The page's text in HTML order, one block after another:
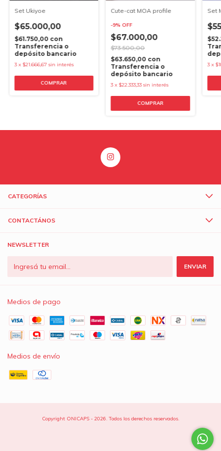
Set Ukiyoe
$65.000,00
$61.750,00 con
Transferencia o
depósito bancario
3 x $21.666,67 sin interés
COMPRAR
Cute-cat MOA profile
-9%OFF
$67.000,00
$73.500,00
$63.650,00 con
Transferencia o
depósito bancario
3 x $22.333,33 sin interés
Set
3 x
CATEGORÍAS
CONTACTÁNOS
NEWSLETTER
Medios de pago
Medios de envío
Copyright ONICAPS - 2026. Todos los derechos reservados.